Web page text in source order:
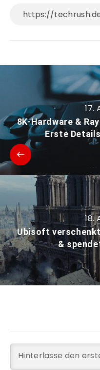
17.
8K-Hardware &
Erste
18.
Ubisoft verschenkt
&